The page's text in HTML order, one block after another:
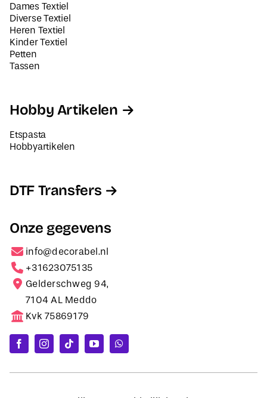
Dames Textiel
Diverse Textiel
Heren Textiel
Kinder Textiel
Petten
Tassen
Hobby Artikelen
Etspasta
Hobbyartikelen
DTF Transfers
Onze gegevens
info@decorabel.nl
+31623075135
Gelderschweg 94,
7104 AL Meddo
Kvk 75869179